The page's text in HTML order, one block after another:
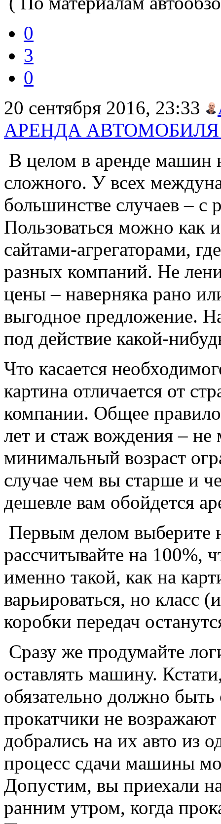
0
3
0
20 сентября 2016, 23:33
АРЕНДА АВТОМОБИЛЯ
В целом в аренде машин
сложного. У всех
большинстве случаев – с
Пользоваться можно как
сайтами-агрегаторами,
разных компаний. Не
цены – наверняка рано
выгодное предложение.
под действие какой-
Что касается
картина отличается от
компании. Общее
лет и стаж вождения – не
минимальный возраст
случае чем вы старше и
дешевле вам обойдется
Первым делом выберите
рассчитывайте на 100%,
именно такой, как на
варьироваться, но класс
коробки передач
Сразу же продумайте
оставлять машину.
обязательно должно
прокатчики не
добрались на их авто из
процесс сдачи машины
Допустим, вы приехали
ранним утром, когда